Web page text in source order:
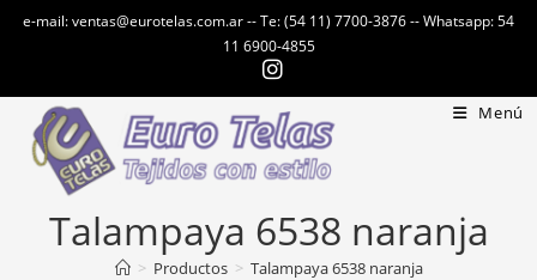
e-mail: ventas@eurotelas.com.ar -- Te: (54 11) 7700-3876 -- Whatsapp: 54
11 6900-4855
Menú
Talampaya 6538 naranja
> Productos > Talampaya 6538 naranja